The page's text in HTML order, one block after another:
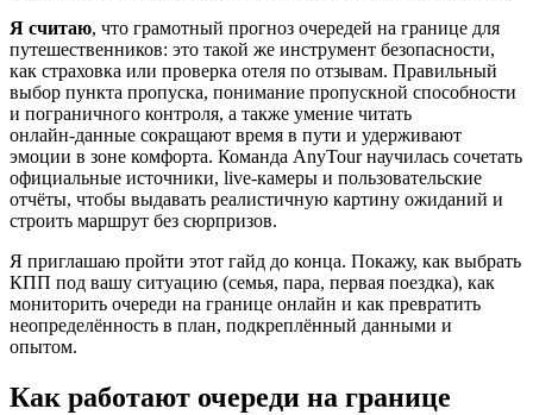
Я считаю, что грамотный прогноз очередей на границе для
путешественников: это такой же инструмент безопасности,
как страховка или проверка отеля по отзывам. Правильный
выбор пункта пропуска, понимание пропускной способности
и пограничного контроля, а также умение читать
онлайн‑данные сокращают время в пути и удерживают
эмоции в зоне комфорта. Команда AnyTour научилась сочетать
официальные источники, live‑камеры и пользовательские
отчёты, чтобы выдавать реалистичную картину ожиданий и
строить маршрут без сюрпризов.
Я приглашаю пройти этот гайд до конца. Покажу, как выбрать
КПП под вашу ситуацию (семья, пара, первая поездка), как
мониторить очереди на границе онлайн и как превратить
неопределённость в план, подкреплённый данными и
опытом.
Как работают очереди на границе